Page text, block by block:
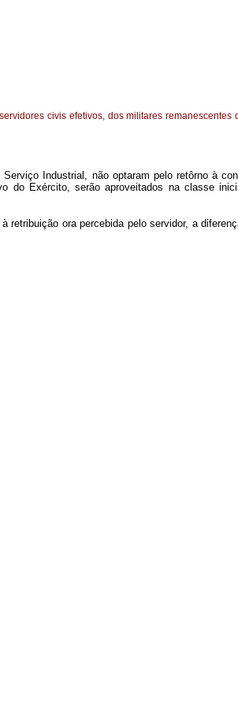
civis efetivos, dos militares remanescentes
Industrial, não optaram pelo retôrno à
do Exército, serão aproveitados na classe
ora percebida pelo servidor, a